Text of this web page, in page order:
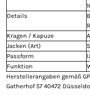
Details
Kragen / Kapuze
Jacken (Art)
Passform
Funktion
Herstellerangaben gemäß
Gatherhof 57 40472